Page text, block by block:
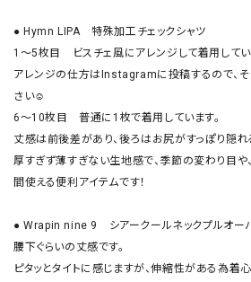
● Hymn LIPA　特殊加工チェックシャツ
1〜5枚目　ビスチェ風にアレンジして着用してい
アレンジの仕方はInstagramに投稿するので、そ
さい☺︎︎︎︎
6〜10枚目　普通に1枚で着用しています。
丈感は前後差があり、後ろはお尻がすっぽり隠れ
厚すぎず薄すぎない生地感で、季節の変わり目や
間使える便利アイテムです！
● Wrapin nine 9　シアークールネックプルオー
腰下ぐらいの丈感です。
ピタッとタイトに感じますが、伸縮性がある為着